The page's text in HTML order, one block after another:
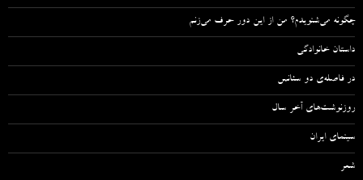
چگونه می‌شنویدم؟ من از این دور حرف می‌زنم
داستان خانوادگی
در فاصله‌ی دو سئانس
روزنوشت‌های آخر سال
سینمای ایران
شعر